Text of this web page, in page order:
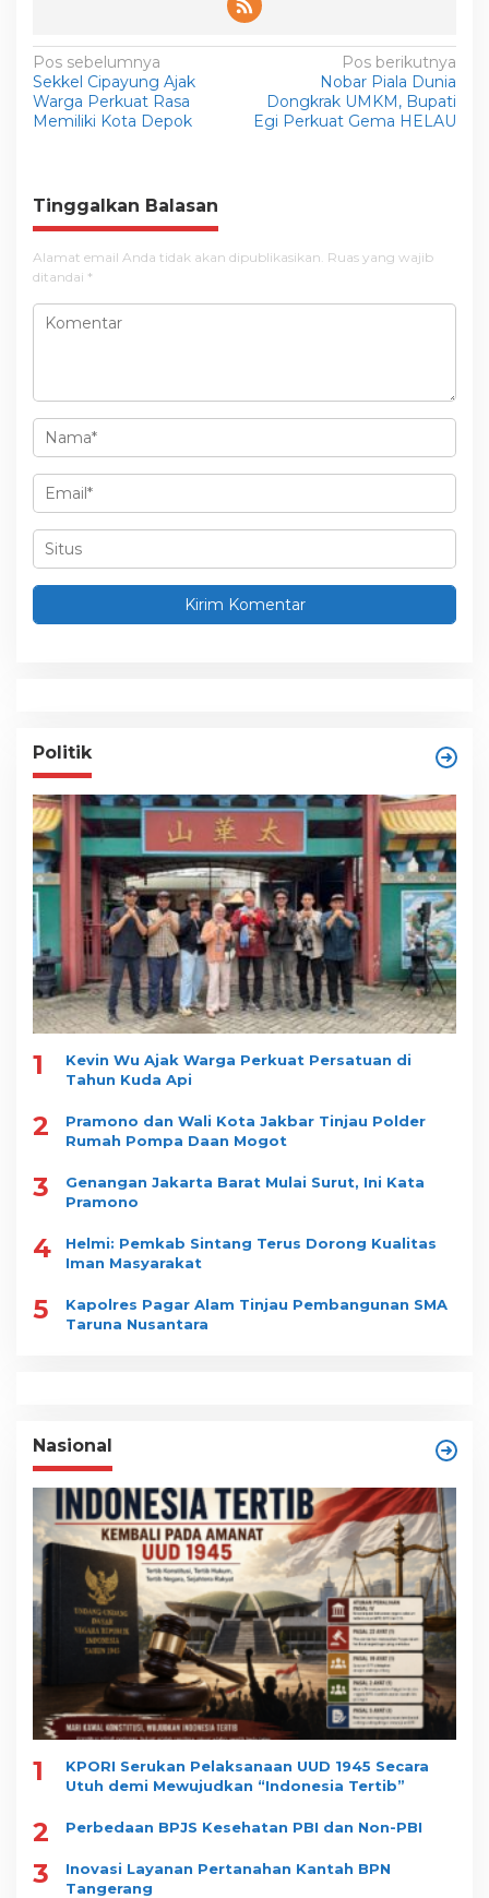
N
a
v
g
a
s
i
p
Pos sebelumnya
Sekkel Cipayung Ajak
Warga Perkuat Rasa
Memiliki Kota Depok
Pos berikutnya
Nobar Piala Dunia
Dongkrak UMKM, Bupati
Egi Perkuat Gema HELAU
Tinggalkan Balasan
Alamat email Anda tidak akan dipublikasikan. Ruas yang wajib
ditandai *
Politik
1
Kevin Wu Ajak Warga Perkuat Persatuan di
Tahun Kuda Api
2
Pramono dan Wali Kota Jakbar Tinjau Polder
Rumah Pompa Daan Mogot
3
Genangan Jakarta Barat Mulai Surut, Ini Kata
Pramono
4
Helmi: Pemkab Sintang Terus Dorong Kualitas
Iman Masyarakat
5
Kapolres Pagar Alam Tinjau Pembangunan SMA
Taruna Nusantara
Nasional
1
KPORI Serukan Pelaksanaan UUD 1945 Secara
Utuh demi Mewujudkan “Indonesia Tertib”
2 Perbedaan BPJS Kesehatan PBI dan Non-PBI
3
Inovasi Layanan Pertanahan Kantah BPN
Tangerang